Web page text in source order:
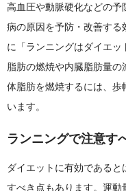
高血圧や動脈硬化などの
病の原因を予防・改善す
に「ランニングはダイエ
脂肪の燃焼や内臓脂肪量
体脂肪を燃焼するには、歩
います。
ランニングで注意す
ダイエットに有効である
すべき点もあります。運